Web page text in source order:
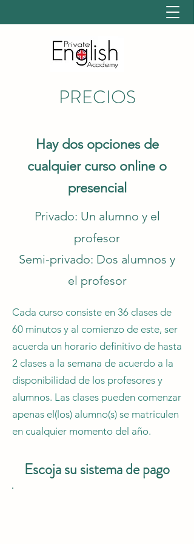
PRECIOS
Hay dos opciones de
cualquier curso online o
presencial
Privado: Un alumno y el
profesor
Semi-privado: Dos alumnos y
el profesor
Cada curso consiste en 36 clases de
60 minutos y al comienzo de este, ser
acuerda un horario definitivo de hasta
2 clases a la semana de acuerdo a la
disponibilidad de los profesores y
alumnos. Las clases pueden comenzar
apenas el(los) alumno(s) se matriculen
en cualquier momento del año.
Escoja su sistema de pago